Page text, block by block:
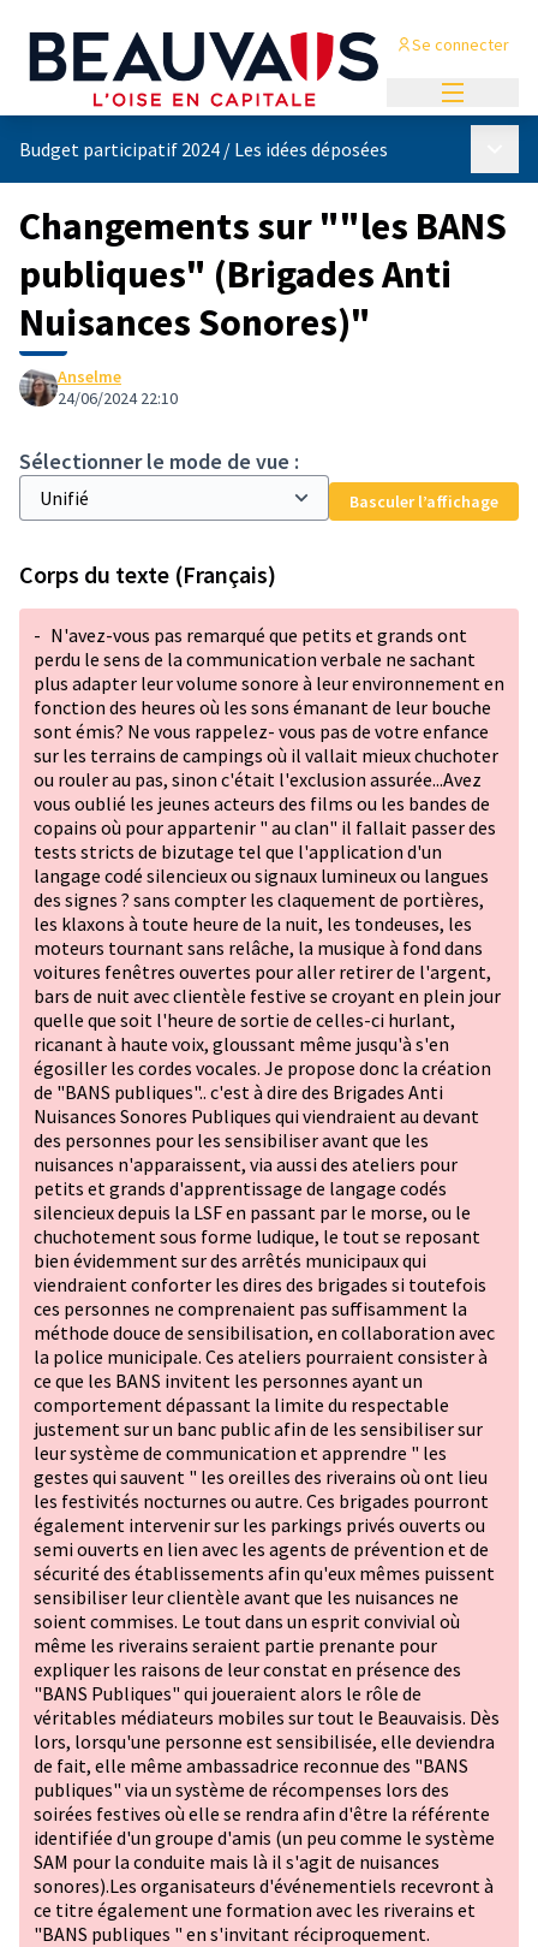
Menu
Se connecter
Budget participatif 2024 / Les idées déposées
Changements sur ""les BANS
publiques" (Brigades Anti
Nuisances Sonores)"
Anselme
24/06/2024 22:10
Sélectionner le mode de vue :
Basculer l’affichage
Corps du texte (Français)
- N'avez-vous pas remarqué que petits et grands ont
perdu le sens de la communication verbale ne sachant
plus adapter leur volume sonore à leur environnement en
fonction des heures où les sons émanant de leur bouche
sont émis? Ne vous rappelez- vous pas de votre enfance
sur les terrains de campings où il vallait mieux chuchoter
ou rouler au pas, sinon c'était l'exclusion assurée...Avez
vous oublié les jeunes acteurs des films ou les bandes de
copains où pour appartenir " au clan" il fallait passer des
tests stricts de bizutage tel que l'application d'un
langage codé silencieux ou signaux lumineux ou langues
des signes ? sans compter les claquement de portières,
les klaxons à toute heure de la nuit, les tondeuses, les
moteurs tournant sans relâche, la musique à fond dans
voitures fenêtres ouvertes pour aller retirer de l'argent,
bars de nuit avec clientèle festive se croyant en plein jour
quelle que soit l'heure de sortie de celles-ci hurlant,
ricanant à haute voix, gloussant même jusqu'à s'en
égosiller les cordes vocales. Je propose donc la création
de "BANS publiques".. c'est à dire des Brigades Anti
Nuisances Sonores Publiques qui viendraient au devant
des personnes pour les sensibiliser avant que les
nuisances n'apparaissent, via aussi des ateliers pour
petits et grands d'apprentissage de langage codés
silencieux depuis la LSF en passant par le morse, ou le
chuchotement sous forme ludique, le tout se reposant
bien évidemment sur des arrêtés municipaux qui
viendraient conforter les dires des brigades si toutefois
ces personnes ne comprenaient pas suffisamment la
méthode douce de sensibilisation, en collaboration avec
la police municipale. Ces ateliers pourraient consister à
ce que les BANS invitent les personnes ayant un
comportement dépassant la limite du respectable
justement sur un banc public afin de les sensibiliser sur
leur système de communication et apprendre " les
gestes qui sauvent " les oreilles des riverains où ont lieu
les festivités nocturnes ou autre. Ces brigades pourront
également intervenir sur les parkings privés ouverts ou
semi ouverts en lien avec les agents de prévention et de
sécurité des établissements afin qu'eux mêmes puissent
sensibiliser leur clientèle avant que les nuisances ne
soient commises. Le tout dans un esprit convivial où
même les riverains seraient partie prenante pour
expliquer les raisons de leur constat en présence des
"BANS Publiques" qui joueraient alors le rôle de
véritables médiateurs mobiles sur tout le Beauvaisis. Dès
lors, lorsqu'une personne est sensibilisée, elle deviendra
de fait, elle même ambassadrice reconnue des "BANS
publiques" via un système de récompenses lors des
soirées festives où elle se rendra afin d'être la référente
identifiée d'un groupe d'amis (un peu comme le système
SAM pour la conduite mais là il s'agit de nuisances
sonores).Les organisateurs d'événementiels recevront à
ce titre également une formation avec les riverains et
"BANS publiques " en s'invitant réciproquement.